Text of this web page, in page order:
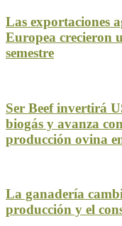
Las exportaciones
Europea crecieron
semestre
Ser Beef invertirá
biogás y avanza
producción ovina
La ganadería
producción y el